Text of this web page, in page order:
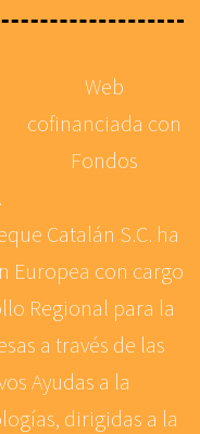
Web
cofinanciada con
Fondos
Catalán S.C. ha
Europea con cargo
Regional para la
a través de las
Ayudas a la
dirigidas a la